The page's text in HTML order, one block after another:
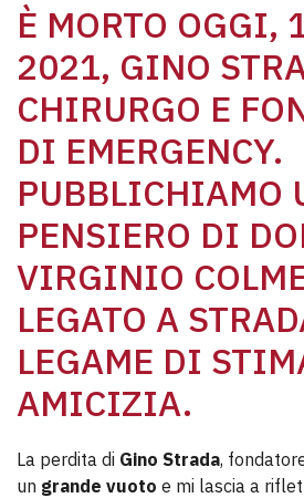
È MORTO OGGI,
2021, GINO
CHIRURGO E
DI EMERGENCY.
PUBBLICHIAMO
PENSIERO DI
VIRGINIO
LEGATO A
LEGAME DI
AMICIZIA.
La perdita di Gino Strada,
un grande vuoto e mi lascia a